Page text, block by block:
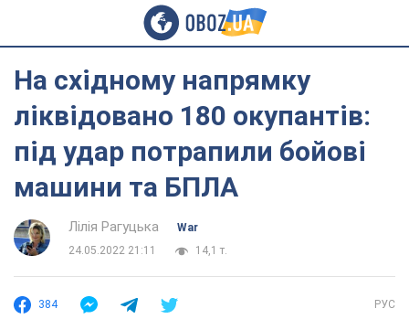
На східному напрямку
ліквідовано 180 окупантів:
під удар потрапили бойові
машини та БПЛА
Лілія Рагуцька
War
24.05.2022 21:11
14,1 т.
384 РУС